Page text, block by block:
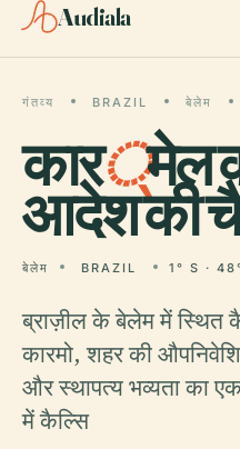
Audiala
गंतव्य BRAZIL बेलेम
कार्मेल
आदेश की
बेलेम BRAZIL 1° S ·
ब्राज़ील के बेलेम में स्थित
कारमो, शहर की
और स्थापत्य भव्यता का
में कैल्सि